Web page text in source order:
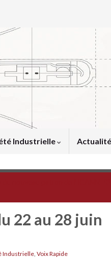
Industrielle
22 au 28 juin
Industrielle, Voix Rapide